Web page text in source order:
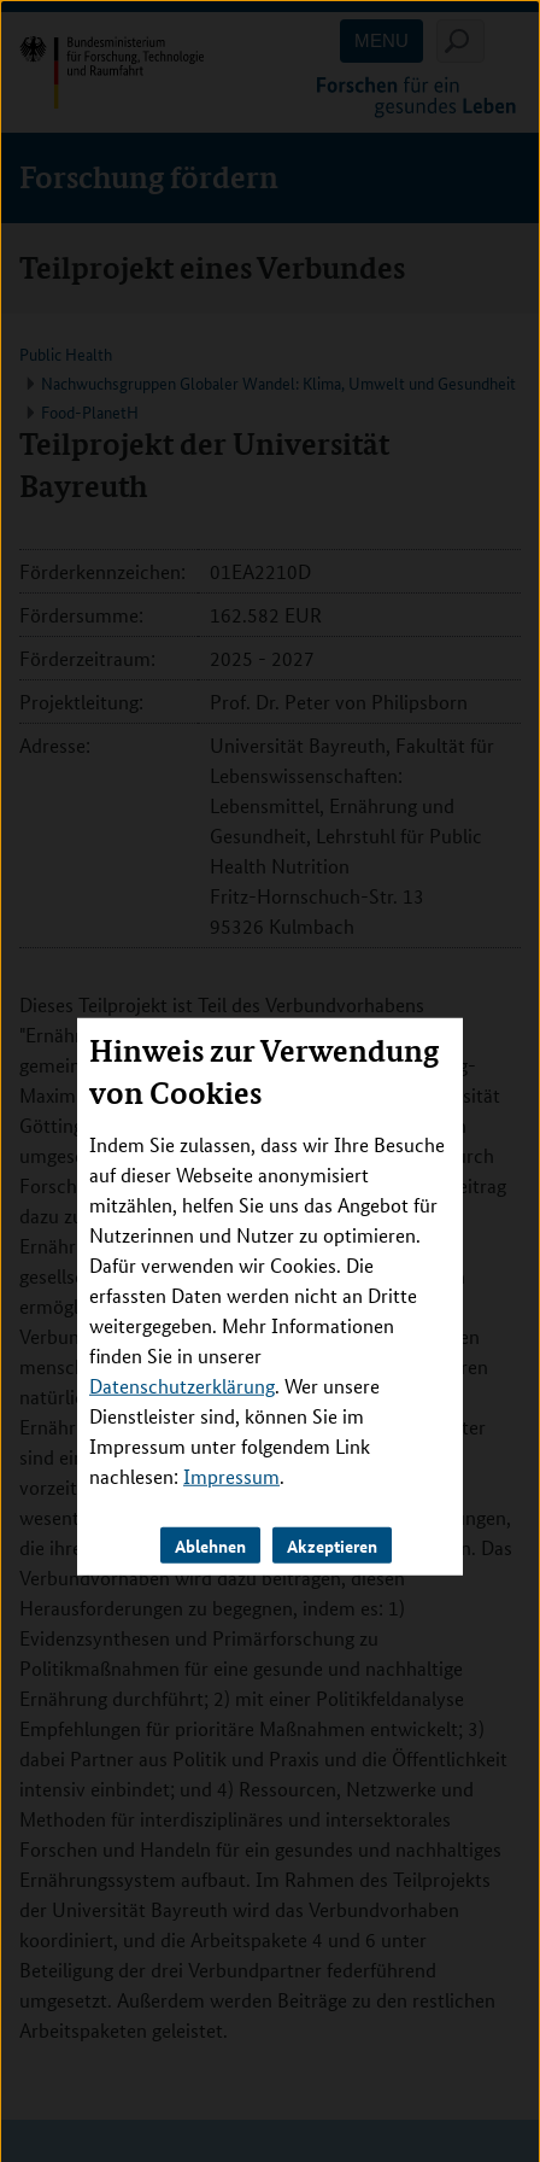
Hinweis zur Verwendung
von Cookies
Indem Sie zulassen, dass wir Ihre Besuche
auf dieser Webseite anonymisiert
mitzählen, helfen Sie uns das Angebot für
Nutzerinnen und Nutzer zu optimieren.
Dafür verwenden wir Cookies. Die
erfassten Daten werden nicht an Dritte
weitergegeben. Mehr Informationen
finden Sie in unserer
Datenschutzerklärung. Wer unsere
Dienstleister sind, können Sie im
Impressum unter folgendem Link
nachlesen: Impressum.
Ablehnen Akzeptieren
Direkt
zum
Inhalt
(Eingabetaste)
Direkt
zum
Hauptmenu
(Eingabetaste)
Direkt
zur
Suche
(Eingabetaste)
MENU
Forschung fördern
Teilprojekt eines Verbundes
Public Health
Nachwuchsgruppen Globaler Wandel: Klima, Umwelt und Gesundheit
Food-PlanetH
Teilprojekt der Universität
Bayreuth
Förderkennzeichen:
01EA2210D
Fördersumme:
162.582 EUR
Förderzeitraum:
2025 - 2027
Projektleitung:
Prof. Dr. Peter von Philipsborn
Adresse:
Universität Bayreuth, Fakultät für
Lebenswissenschaften:
Lebensmittel, Ernährung und
Gesundheit, Lehrstuhl für Public
Health Nutrition
Fritz-Hornschuch-Str. 13
95326 Kulmbach
Dieses Teilprojekt ist Teil des Verbundvorhabens
"Ernährungsumfelder für planetare Gesundheit", das
gemeinsam von der Universität Bayreuth, der Ludwig-
Maximilians-Universität (LMU) München, der Universität
Göttingen und der Technischen Universität München
umgesetzt wird. Ziel des Verbundvorhabens ist es, durch
Forschung und ihre Umsetzung in die Praxis einen Beitrag
dazu zu leisten, dass eine gesunde und nachhaltige
Ernährungsweise im Alltag für alle durch günstige
gesellschaftliche und politische Rahmenbedingungen
ermöglicht und gefördert wird. Hintergrund des
Verbundvorhabens sind die Zusammenhänge zwischen
menschlicher Gesundheit, der Gesellschaft und unseren
natürlichen Lebensgrundlagen im globalen
Ernährungssystem. Unausgewogene Ernährungsmuster
sind ein wichtiger Risikofaktor für Krankheit und
vorzeitigen Tod, und das Ernährungssystem ist eine
wesentliche Antriebskraft globaler Umweltveränderungen,
die ihrerseits Auswirkungen auf die Gesundheit haben. Das
Verbundvorhaben wird dazu beitragen, diesen
Herausforderungen zu begegnen, indem es: 1)
Evidenzsynthesen und Primärforschung zu
Politikmaßnahmen für eine gesunde und nachhaltige
Ernährung durchführt; 2) mit einer Politikfeldanalyse
Empfehlungen für prioritäre Maßnahmen entwickelt; 3)
dabei Partner aus Politik und Praxis und die Öffentlichkeit
intensiv einbindet; und 4) Ressourcen, Netzwerke und
Methoden für interdisziplinäres und intersektorales
Forschen und Handeln für ein gesundes und nachhaltiges
Ernährungssystem aufbaut. Im Rahmen des Teilprojekts
der Universität Bayreuth wird das Verbundvorhaben
koordiniert, und die Arbeitspakete 4 und 6 unter
Beteiligung der drei Verbundpartner federführend
umgesetzt. Außerdem werden Beiträge zu den restlichen
Arbeitspaketen geleistet.